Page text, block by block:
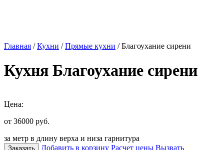
Главная /Кухни /Прямые кухни / Благоухание сирени
Кухня Благоухание сирени
Цена:
от 36000 руб.
за метр в длину верха и низа гарнитура
Заказать Добавить в корзину Расчет цены Вызвать